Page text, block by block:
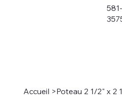
Accueil >Poteau 2 1/2" x 2